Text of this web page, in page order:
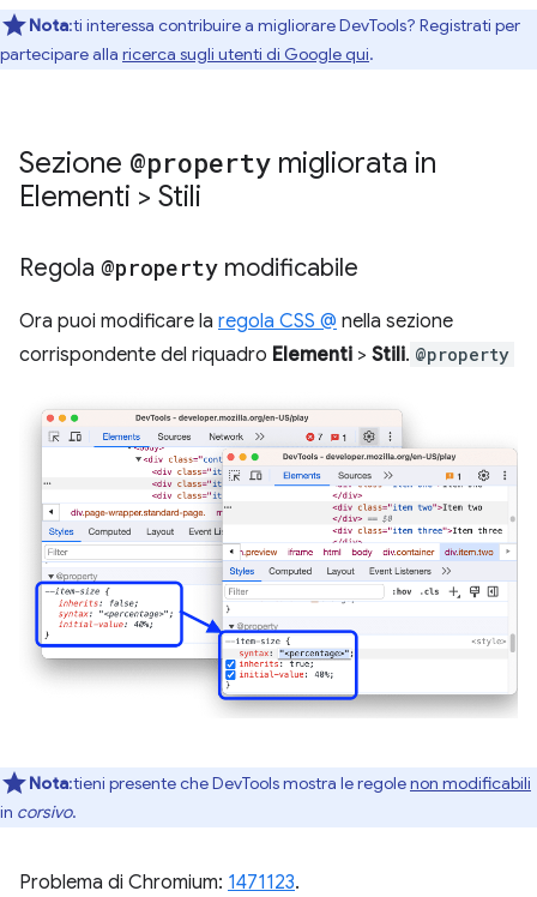
Nota:ti interessa contribuire a migliorare DevTools? Registrati per
partecipare alla ricerca sugli utenti di Google qui.
Sezione @property migliorata in
Elementi > Stili
Regola @property modificabile
Ora puoi modificare la regola CSS @ nella sezione
corrispondente del riquadro Elementi > Stili. @property
Nota:tieni presente che DevTools mostra le regolenon modificabili
in corsivo.
Problema di Chromium: 1471123.